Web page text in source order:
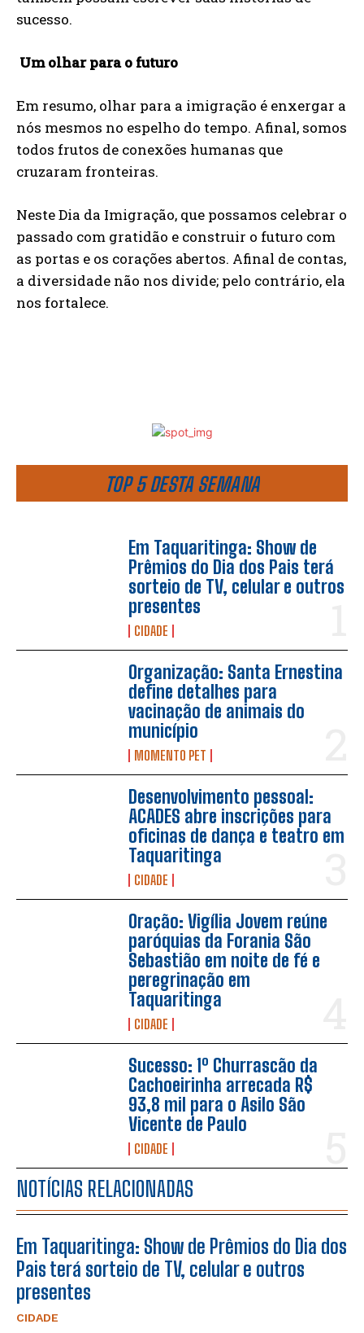
TOP 5 DESTA SEMANA
Em Taquaritinga: Show de
Prêmios do Dia dos Pais terá
sorteio de TV, celular e outros
presentes
CIDADE
Organização: Santa Ernestina
define detalhes para
vacinação de animais do
município
MOMENTO PET
Desenvolvimento pessoal:
ACADES abre inscrições para
oficinas de dança e teatro em
Taquaritinga
CIDADE
Oração: Vigília Jovem reúne
paróquias da Forania São
Sebastião em noite de fé e
peregrinação em
Taquaritinga
CIDADE
Sucesso: 1º Churrascão da
Cachoeirinha arrecada R$
93,8 mil para o Asilo São
Vicente de Paulo
CIDADE
NOTÍCIAS RELACIONADAS
Em Taquaritinga: Show de Prêmios do Dia dos
Pais terá sorteio de TV, celular e outros
presentes
CIDADE
sucesso.
Um olhar para o futuro
Em resumo, olhar para a imigração é enxergar a
nós mesmos no espelho do tempo. Afinal, somos
todos frutos de conexões humanas que
cruzaram fronteiras.
Neste Dia da Imigração, que possamos celebrar o
passado com gratidão e construir o futuro com
as portas e os corações abertos. Afinal de contas,
a diversidade não nos divide; pelo contrário, ela
nos fortalece.